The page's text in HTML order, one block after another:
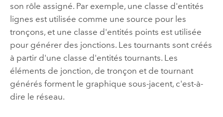
son rôle assigné. Par exemple, une classe d'entités
lignes est utilisée comme une source pour les
tronçons, et une classe d'entités points est utilisée
pour générer des jonctions. Les tournants sont créés
à partir d'une classe d'entités tournants. Les
éléments de jonction, de tronçon et de tournant
générés forment le graphique sous-jacent, c'est-à-
dire le réseau.